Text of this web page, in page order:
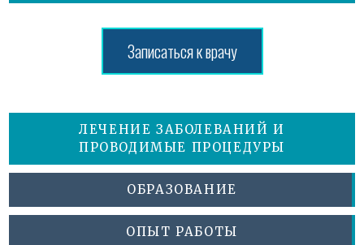
Записаться к врачу
ЛЕЧЕНИЕ ЗАБОЛЕВАНИЙ И
ПРОВОДИМЫЕ ПРОЦЕДУРЫ
ОБРАЗОВАНИЕ
ОПЫТ РАБОТЫ